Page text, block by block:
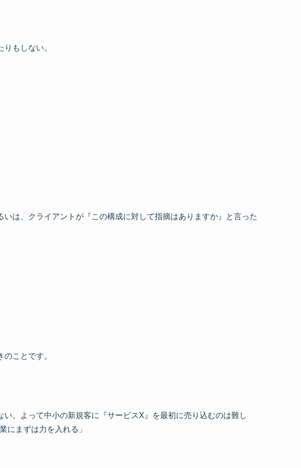
もしない。
は、クライアントが『この構成に対して指摘はありますか』と言った
ことです。
。よって中小の新規客に『サービスX』を最初に売り込むのは難し
にまずは力を入れる」